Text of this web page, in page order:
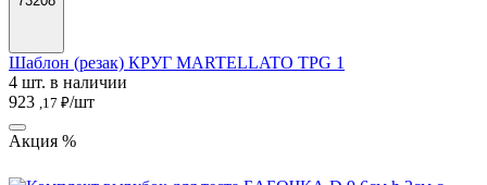
Шаблон (резак) КРУГ MARTELLATO TPG 1
4 шт. в наличии
923 ,17 ₽/шт
Акция %